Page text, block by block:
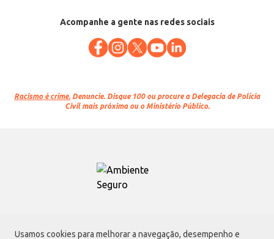
Usamos cookies para melhorar a navegação, desempenho e
Acompanhe a gente nas redes sociais
Racismo é crime. Denuncie. Disque 100 ou procure a Delegacia de Polícia
Civil mais próxima ou o Ministério Público.
Atacadão S.A.